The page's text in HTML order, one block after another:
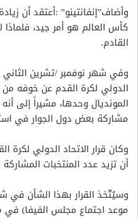
كأس العالم هو أمر جيد،
القادم.
وفي شهر نوفمبر /تشرين الثاني
الدولي لكرة القدم عن خوفه
المونديال وحدها، مشيراً إلى
مشاركة بعض دول الجوار في
أن تزيد عدد المنتخبات المشاركة ل48 في مونديال
وسيُتّخذ القرار بهذا الشأن في
موعد اجتماع مجلس الفيفا) في